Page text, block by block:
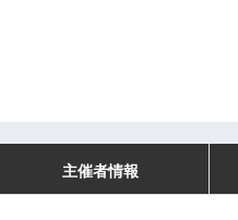
主催者情報